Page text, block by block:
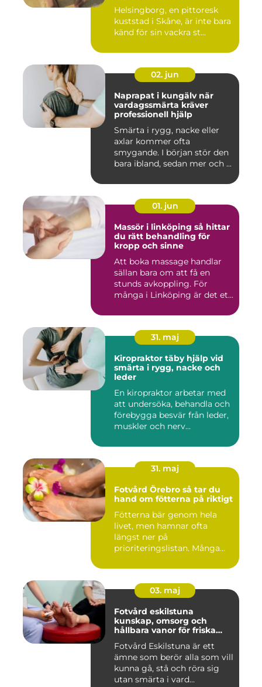
Helsingborg, en pittoresk
kuststad i Skåne, är inte bara
känd för sin vackra st...
02. jun
Naprapat i kungälv när
vardagssmärta kräver
professionell hjälp
Smärta i rygg, nacke eller
axlar kommer ofta
smygande. I början stör den
bara ibland, sedan mer och ...
01. jun
Massör i linköping så hittar
du rätt behandling för
kropp och sinne
Att boka massage handlar
sällan bara om att få en
stunds avkoppling. För
många i Linköping är det et...
31. maj
Kiropraktor täby hjälp vid
smärta i rygg, nacke och
leder
En kiropraktor arbetar med
att undersöka, behandla och
förebygga besvär från leder,
muskler och nerv...
31. maj
Fotvård Örebro så tar du
hand om fötterna på riktigt
Fötterna bär genom hela
livet, men hamnar ofta
längst ner på
prioriteringslistan. Många
03. maj
Fotvård eskilstuna
kunskap, omsorg och
hållbara vanor för friska
Fotvård Eskilstuna är ett
ämne som berör alla som vill
kunna gå, stå och röra sig
utan smärta i vard...